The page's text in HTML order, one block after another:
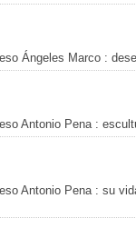
Ángeles Marco :
Antonio Pena :
Antonio Pena : su